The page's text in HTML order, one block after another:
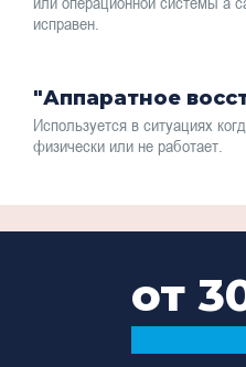
исправен.
"Аппаратное
Используется в ситуациях
физически или не работает.
от